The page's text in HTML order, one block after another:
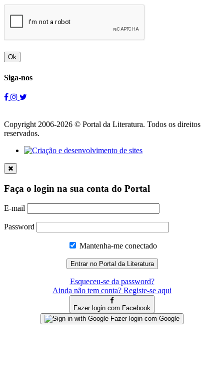
Ok
Siga-nos
Copyright 2006-2026 © Portal da Literatura. Todos os direitos
reservados.
Faça o login na sua conta do Portal
E-mail
Password
Mantenha-me conectado
Esqueceu-se da password?
Ainda não tem conta? Registe-se aqui
Fazer login com Facebook
Fazer login com Google